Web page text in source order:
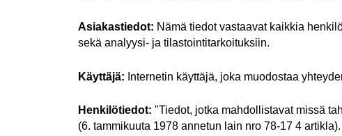
Asiakastiedot: Nämä tiedot vastaavat kaikkia
sekä analyysi- ja tilastointitarkoituksiin.
Käyttäjä: Internetin käyttäjä, joka muodostaa
Henkilötiedot: "Tiedot, jotka mahdollistavat missä
(6. tammikuuta 1978 annetun lain nro 78-17 4 artikla).